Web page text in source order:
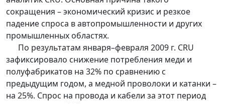
сокращения – экономический кризис и резкое
падение спроса в автопромышленности и других
промышленных областях.
По результатам января–февраля 2009 г. CRU
зафиксировало снижение потребления меди и
полуфабрикатов на 32% по сравнению с
предыдущим годом, а медной проволоки и катанки –
на 25%. Спрос на провода и кабели за этот период